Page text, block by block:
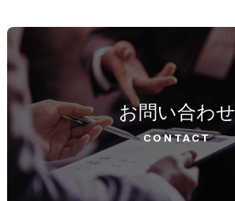
お問い合わせ
CONTACT